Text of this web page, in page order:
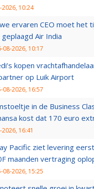
2026, 10:24
ervaren CEO moet het
Air India
08-2026, 10:17
kopen
op Luik Airport
08-2026, 16:57
in de Business
kost dat 170 euro
2026, 16:41
Pacific ziet levering
maanden vertraging
08-2026, 15:25